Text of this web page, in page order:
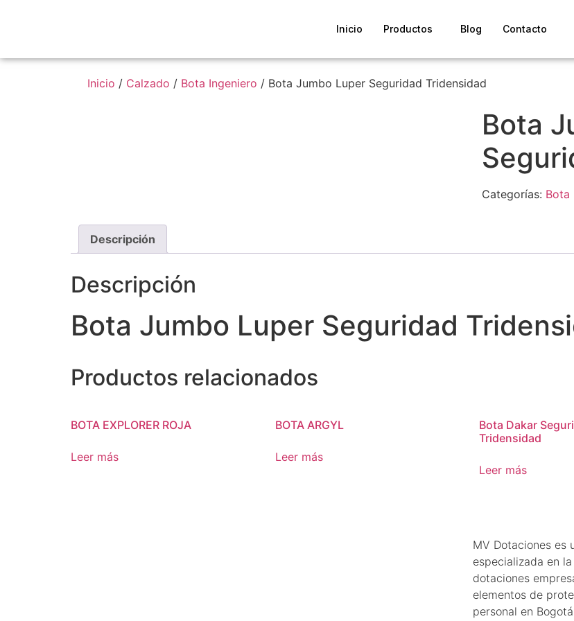
Inicio Productos Blog Contacto
Inicio / Calzado / Bota Ingeniero / Bota Jumbo Luper Seguridad Tridensidad
Bota
Categorías: Bota
Descripción
Descripción
Bota Jumbo Luper Seguridad
Productos relacionados
BOTA EXPLORER ROJA
Leer más
BOTA ARGYL
Leer más
Bota Dakar
Tridensidad
Leer más
MV Dotaciones es
especializada en
dotaciones
elementos de
personal en